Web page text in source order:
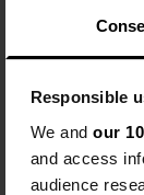
Responsible
We and our
and access
audience